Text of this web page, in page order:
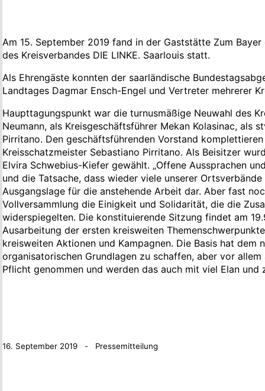
Am 15. September 2019 fand in der Gaststätte Zum
des Kreisverbandes DIE LINKE. Saarlouis statt.
Als Ehrengäste konnten der saarländische
Landtages Dagmar Ensch-Engel und Vertreter mehrerer
Haupttagungspunkt war die turnusmäßige Neuwahl des
Neumann, als Kreisgeschäftsführer Mekan Kolasinac, als
Pirritano. Den geschäftsführenden Vorstand
Kreisschatzmeister Sebastiano Pirritano. Als Beisitzer
Elvira Schwebius-Kiefer gewählt. „Offene Aussprachen
und die Tatsache, dass wieder viele unserer
Ausgangslage für die anstehende Arbeit dar. Aber fast
Vollversammlung die Einigkeit und Solidarität, die die
widerspiegelten. Die konstituierende Sitzung findet am
Ausarbeitung der ersten kreisweiten
kreisweiten Aktionen und Kampagnen. Die Basis hat
organisatorischen Grundlagen zu schaffen, aber vor
Pflicht genommen und werden das auch mit viel Elan und
16. September 2019 - Pressemitteilung